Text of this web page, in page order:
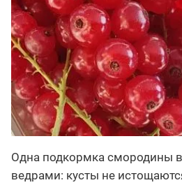
Одна подкормка смородины в
ведрами: кусты не